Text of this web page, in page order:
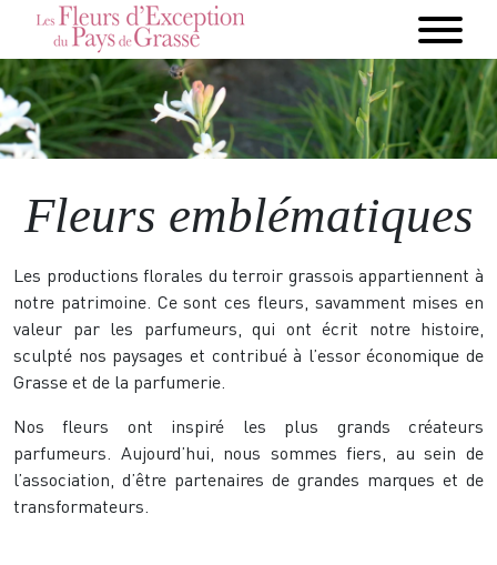
Fleurs emblématiques
Les productions florales du terroir grassois appartiennent à
notre patrimoine. Ce sont ces fleurs, savamment mises en
valeur par les parfumeurs, qui ont écrit notre histoire,
sculpté nos paysages et contribué à l’essor économique de
Grasse et de la parfumerie.
Nos fleurs ont inspiré les plus grands créateurs
parfumeurs. Aujourd’hui, nous sommes fiers, au sein de
l’association, d’être partenaires de grandes marques et de
transformateurs.